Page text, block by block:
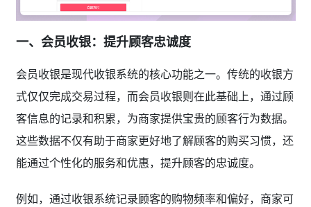
一、会员收银：提升顾客忠诚度
会员收银是现代收银系统的核心功能之一。传统的收银方
式仅仅完成交易过程，而会员收银则在此基础上，通过顾
客信息的记录和积累，为商家提供宝贵的顾客行为数据。
这些数据不仅有助于商家更好地了解顾客的购买习惯，还
能通过个性化的服务和优惠，提升顾客的忠诚度。
例如，通过收银系统记录顾客的购物频率和偏好，商家可